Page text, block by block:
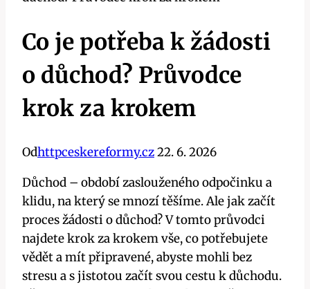
Co je potřeba k žádosti
o důchod? Průvodce
krok za krokem
Odhttpceskereformy.cz22. 6. 2026
Důchod – období zaslouženého odpočinku a
klidu, na který se mnozí těšíme. Ale jak začít
proces žádosti o důchod? V tomto průvodci
najdete krok za krokem vše, co potřebujete
vědět a mít připravené, abyste mohli bez
stresu a s jistotou začít svou cestu k důchodu.